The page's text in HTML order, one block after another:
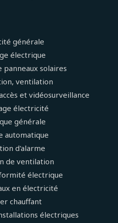
générale
électrique
panneaux solaires
ventilation
et vidéosurveillance
électricité
générale
automatique
d'alarme
de ventilation
électrique
en électricité
chauffant
électriques